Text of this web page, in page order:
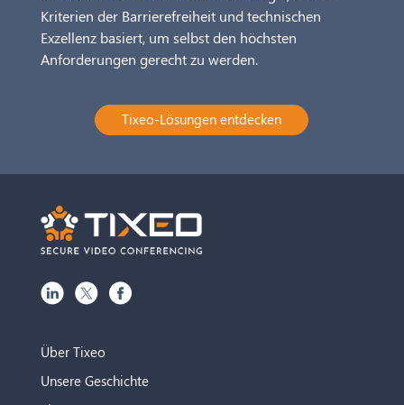
Kriterien der Barrierefreiheit und technischen
Exzellenz basiert, um selbst den höchsten
Anforderungen gerecht zu werden.
Tixeo-Lösungen entdecken
Über Tixeo
Unsere Geschichte